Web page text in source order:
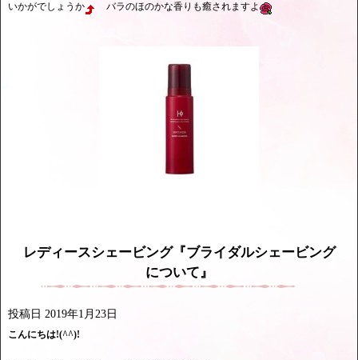
いかがでしょうか バラのほのかな香りも癒されますよ
レディースシェービング『ブライダルシェービング
について』
投稿日 2019年1月23日
こんにちは!(^^)!